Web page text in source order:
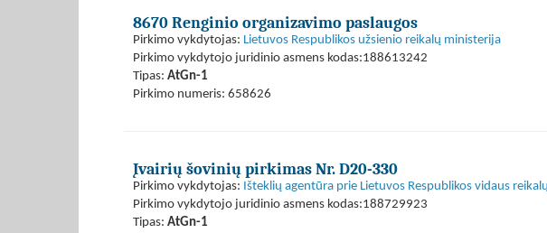
8670 Renginio organizavimo paslaugos
Pirkimo vykdytojas: Lietuvos Respublikos užsienio reikalų ministerija
Pirkimo vykdytojo juridinio asmens kodas:188613242
Tipas: AtGn-1
Pirkimo numeris: 658626
Įvairių šovinių pirkimas Nr. D20-330
Pirkimo vykdytojas: Išteklių agentūra prie Lietuvos Respublikos vidaus
Pirkimo vykdytojo juridinio asmens kodas:188729923
Tipas: AtGn-1